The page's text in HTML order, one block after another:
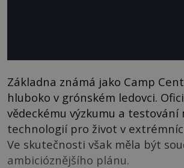
Základna známá jako Camp
hluboko v grónském ledovci.
vědeckému výzkumu a testování
technologií pro život v
Ve skutečnosti však měla být
ambicióznějšího plánu.